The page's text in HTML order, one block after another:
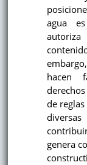
agua
hacen
de
diversas
genera